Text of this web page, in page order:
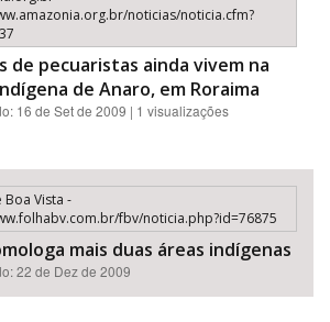
noticias/noticia.cfm?
de pecuaristas ainda vivem na
de Anaro, em Roraima
16 de Set de 2009 | 1 visualizações
Boa Vista -
fbv/noticia.php?id=76875
mais duas áreas indígenas
22 de Dez de 2009